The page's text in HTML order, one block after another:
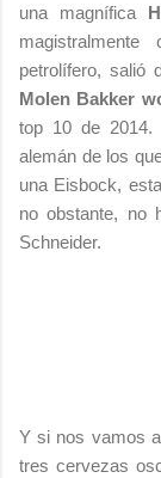
una magnífica
petrolífero, salió
Molen Bakker
top 10 de 2014.
alemán de los
una Eisbock,
no obstante, no
Schneider.
Y si nos vamos
tres cervezas